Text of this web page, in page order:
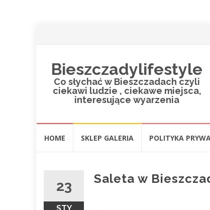
Bieszczadylifestyle
Co słychać w Bieszczadach czyli
ciekawi ludzie , ciekawe miejsca,
interesujące wyarzenia
HOME SKLEP GALERIA POLITYKA
23 Saleta w